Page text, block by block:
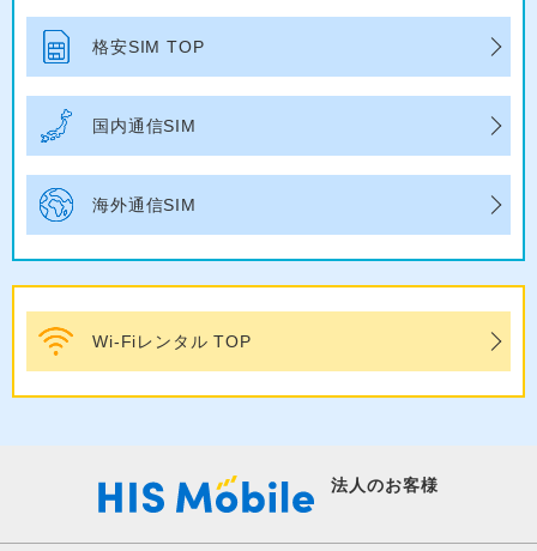
格安SIM TOP
国内通信SIM
海外通信SIM
Wi-Fiレンタル TOP
法人のお客様